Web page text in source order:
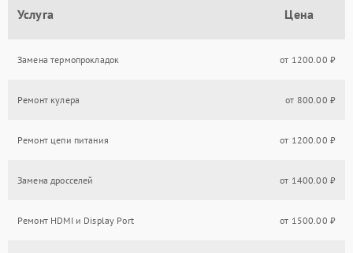
Услуга Цена
Замена термопрокладок от 1200.00 ₽
Ремонт кулера от 800.00 ₽
Ремонт цепи питания от 1200.00 ₽
Замена дросселей от 1400.00 ₽
Ремонт HDMI и Display Port от 1500.00 ₽